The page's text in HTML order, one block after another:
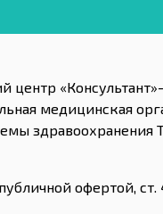
центр «Консультант»-
медицинская
здравоохранения
офертой,